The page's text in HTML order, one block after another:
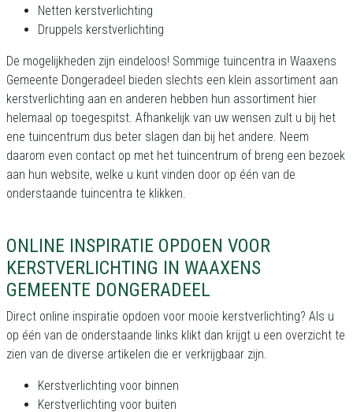
Netten kerstverlichting
Druppels kerstverlichting
De mogelijkheden zijn eindeloos! Sommige tuincentra in Waaxens
Gemeente Dongeradeel bieden slechts een klein assortiment aan
kerstverlichting aan en anderen hebben hun assortiment hier
helemaal op toegespitst. Afhankelijk van uw wensen zult u bij het
ene tuincentrum dus beter slagen dan bij het andere. Neem
daarom even contact op met het tuincentrum of breng een bezoek
aan hun website, welke u kunt vinden door op één van de
onderstaande tuincentra te klikken.
ONLINE INSPIRATIE OPDOEN VOOR
KERSTVERLICHTING IN WAAXENS
GEMEENTE DONGERADEEL
Direct online inspiratie opdoen voor mooie kerstverlichting? Als u
op één van de onderstaande links klikt dan krijgt u een overzicht te
zien van de diverse artikelen die er verkrijgbaar zijn.
Kerstverlichting voor binnen
Kerstverlichting voor buiten